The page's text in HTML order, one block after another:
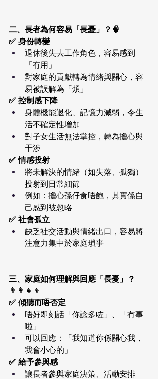
二、長者為何容易「長憂」？🧠
✅ 身份轉變
退休後失去工作角色，容易感到
「冇用」
對家庭的貢獻轉為情緒與關心，容
易被誤解為「煩」
✅ 控制感下降
身體機能退化、記憶力減弱，令生
活不確定性增加
對子女生活無法掌控，轉為擔心與
干涉
✅ 情感投射
將未解決的情緒（如失落、孤獨）
投射到日常細節
例如：擔心孫仔食唔飽，其實係自
己感到被忽略
✅ 社會孤立
缺乏社交活動與情緒出口，容易將
注意力集中於家庭瑣事
三、家庭如何理解與回應「長憂」？
👨‍👩‍👧‍👦
✅ 傾聽而唔否定
唔好即刻話「你諗多咗」、「冇事
啦」
可以回應：「我知道你係關心我，
我會小心的」
✅ 給予參與感
讓長者參與家庭決策、活動安排